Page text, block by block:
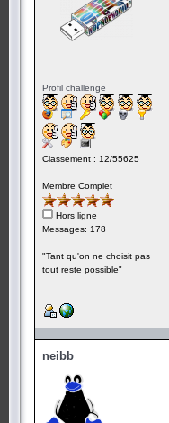
Profil challenge
Classement : 12/55625
Membre Complet
Hors ligne
Messages: 178
"Tant qu'on ne choisit pas
tout reste possible"
neibb